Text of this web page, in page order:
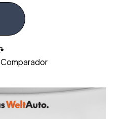
Comparador